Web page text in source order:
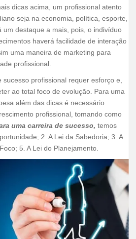
dicas acima, um profissional atento
seja na economia, política, esporte,
um destaque a mais, pois, o indivíduo
haverá facilidade de interação
uma maneira de marketing para
profissional.
profissional requer esforço e,
ao total foco de evolução. Para uma
além das dicas é necessário
profissional, tomando como
uma carreira de sucesso, temos
2. A Lei da Sabedoria; 3. A
5. A Lei do Planejamento.